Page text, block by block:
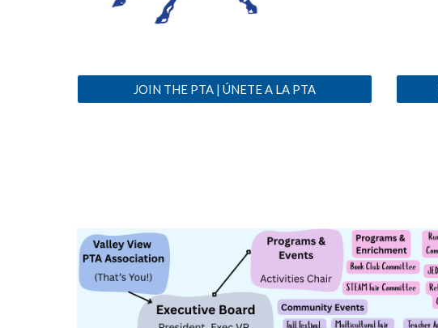
JOIN THE PTA | ÚNETE A LA PTA